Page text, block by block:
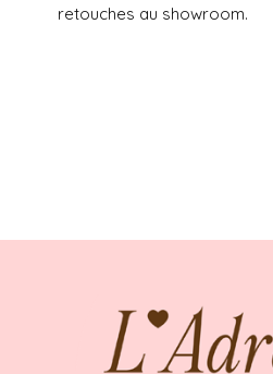
retouches au showroom.